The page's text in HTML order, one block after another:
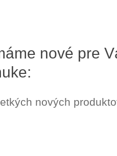
nové pre
nových